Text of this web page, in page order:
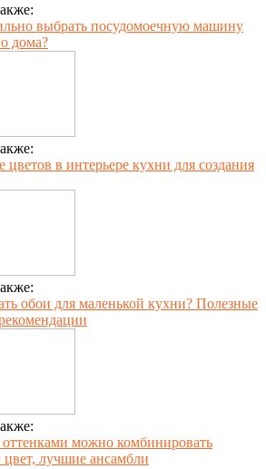
выбрать посудомоечную машину
дома?
цветов в интерьере кухни для создания
обои для маленькой кухни? Полезные
можно комбинировать
лучшие ансамбли